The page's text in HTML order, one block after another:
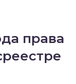
права